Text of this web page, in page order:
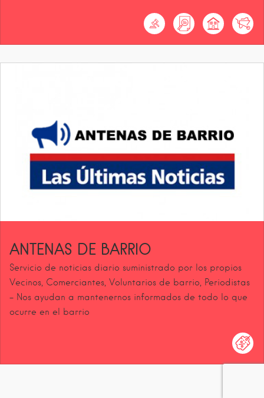
ANTENAS DE BARRIO
Servicio de noticias diario suministrado por los propios
Vecinos, Comerciantes, Voluntarios de barrio, Periodistas
- Nos ayudan a mantenernos informados de todo lo que
ocurre en el barrio